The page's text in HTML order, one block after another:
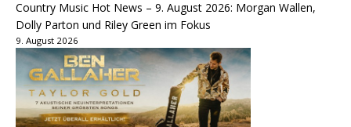
Country Music Hot News – 9. August 2026: Morgan Wallen,
Dolly Parton und Riley Green im Fokus
9. August 2026